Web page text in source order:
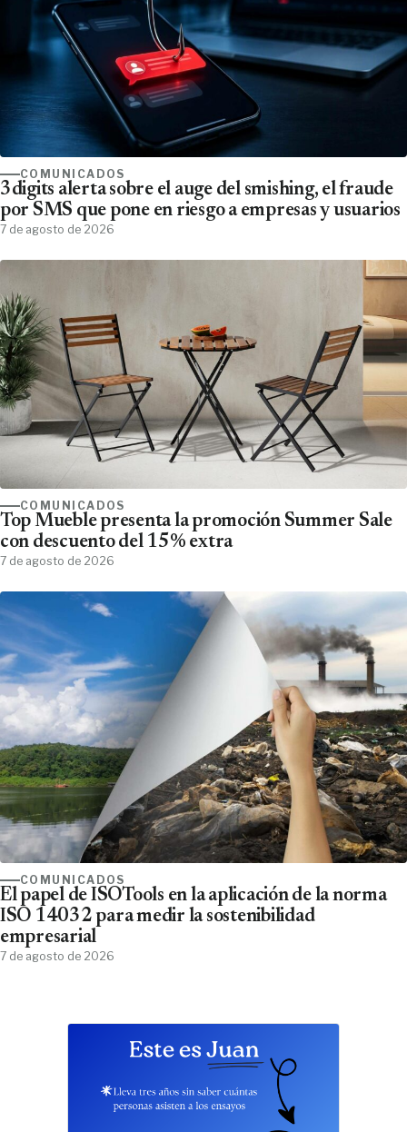
COMUNICADOS
3digits alerta sobre el auge del smishing, el fraude
por SMS que pone en riesgo a empresas y usuarios
7 de agosto de 2026
COMUNICADOS
Top Mueble presenta la promoción Summer Sale
con descuento del 15% extra
7 de agosto de 2026
COMUNICADOS
El papel de ISOTools en la aplicación de la norma
ISO 14032 para medir la sostenibilidad
empresarial
7 de agosto de 2026